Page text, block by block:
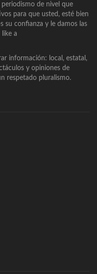
de nivel que
para que usted, esté bien
su confianza y le damos las
a
información: local, estatal,
y opiniones de
respetado pluralismo.